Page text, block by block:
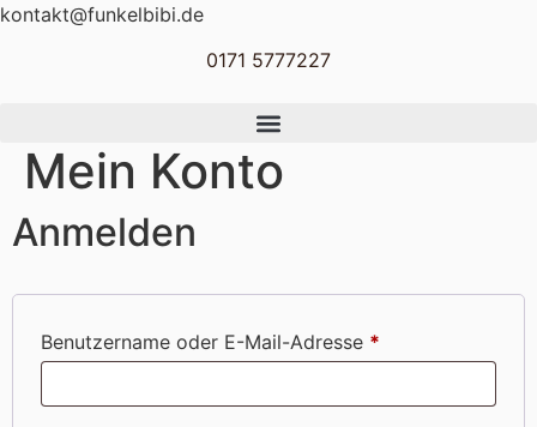
Zum
kontakt@funkelbibi.de
0171 5777227
Mein Konto
Anmelden
Benutzername oder E-Mail-Adresse *